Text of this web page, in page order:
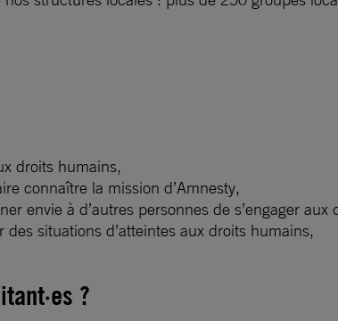
droits humains,
connaître la mission d’Amnesty,
envie à d’autres personnes de s’engager aux
situations d’atteintes aux droits humains,
?